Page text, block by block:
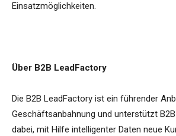
Einsatzmöglichkeiten.
Über B2B LeadFactory
Die B2B LeadFactory ist ein führender
Geschäftsanbahnung und unterstützt
dabei, mit Hilfe intelligenter Daten neue